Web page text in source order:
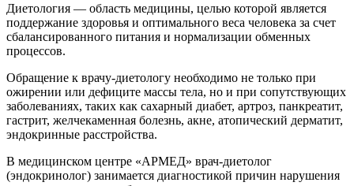
Диетология — область медицины, целью которой является
поддержание здоровья и оптимального веса человека за счет
сбалансированного питания и нормализации обменных
процессов.
Обращение к врачу-диетологу необходимо не только при
ожирении или дефиците массы тела, но и при сопутствующих
заболеваниях, таких как сахарный диабет, артроз, панкреатит,
гастрит, желчекаменная болезнь, акне, атопический дерматит,
эндокринные расстройства.
В медицинском центре «АРМЕД» врач-диетолог
(эндокринолог) занимается диагностикой причин нарушения